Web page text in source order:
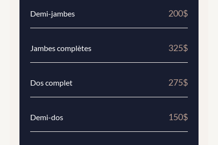
Demi-jambes 200$
Jambes complètes 325$
Dos complet 275$
Demi-dos 150$